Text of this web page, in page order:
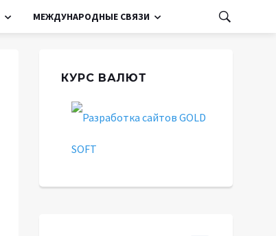
МЕЖДУНАРОДНЫЕ СВЯЗИ
КУРС ВАЛЮТ